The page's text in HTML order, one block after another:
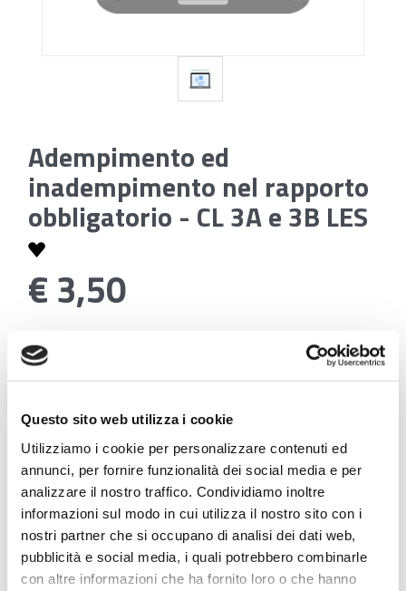
Questo sito web utilizza i cookie
Utilizziamo i cookie per personalizzare contenuti ed
annunci, per fornire funzionalità dei social media e per
analizzare il nostro traffico. Condividiamo inoltre
informazioni sul modo in cui utilizza il nostro sito con i
nostri partner che si occupano di analisi dei dati web,
pubblicità e social media, i quali potrebbero combinarle
con altre informazioni che ha fornito loro o che hanno
Adempimento ed
inadempimento nel rapporto
obbligatorio - CL 3A e 3B LES
€ 3,50
Codice:
Adempimento ed inadempimento nel rapporto
obbligatorio - CL 3A e 3B LES
Se sei studente della scuola utilizza il coupon
"CPVIDEOPILLOLA" in fase di checkout per azzerare
il costo della VideoPillola